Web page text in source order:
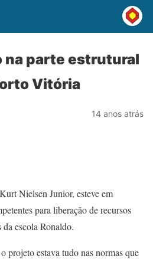
na parte estrutural
Vitória
14 anos atrás
Nielsen Junior, esteve em
para liberação de recursos
escola Ronaldo.
projeto estava tudo nas normas que